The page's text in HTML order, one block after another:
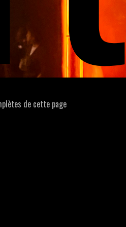
de cette page